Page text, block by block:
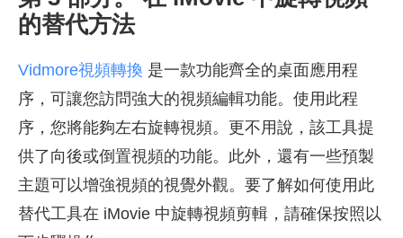
的替代方法
Vidmore視頻轉換 是一款功能齊全的桌面應用程
序，可讓您訪問強大的視頻編輯功能。使用此程
序，您將能夠左右旋轉視頻。更不用說，該工具提
供了向後或倒置視頻的功能。此外，還有一些預製
主題可以增強視頻的視覺外觀。要了解如何使用此
替代工具在 iMovie 中旋轉視頻剪輯，請確保按照以